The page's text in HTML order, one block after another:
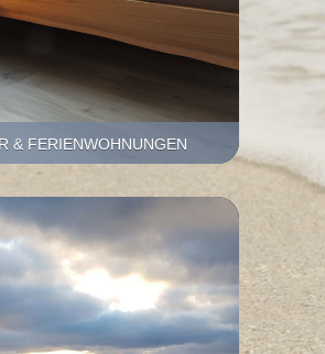
& FERIENWOHNUNGEN